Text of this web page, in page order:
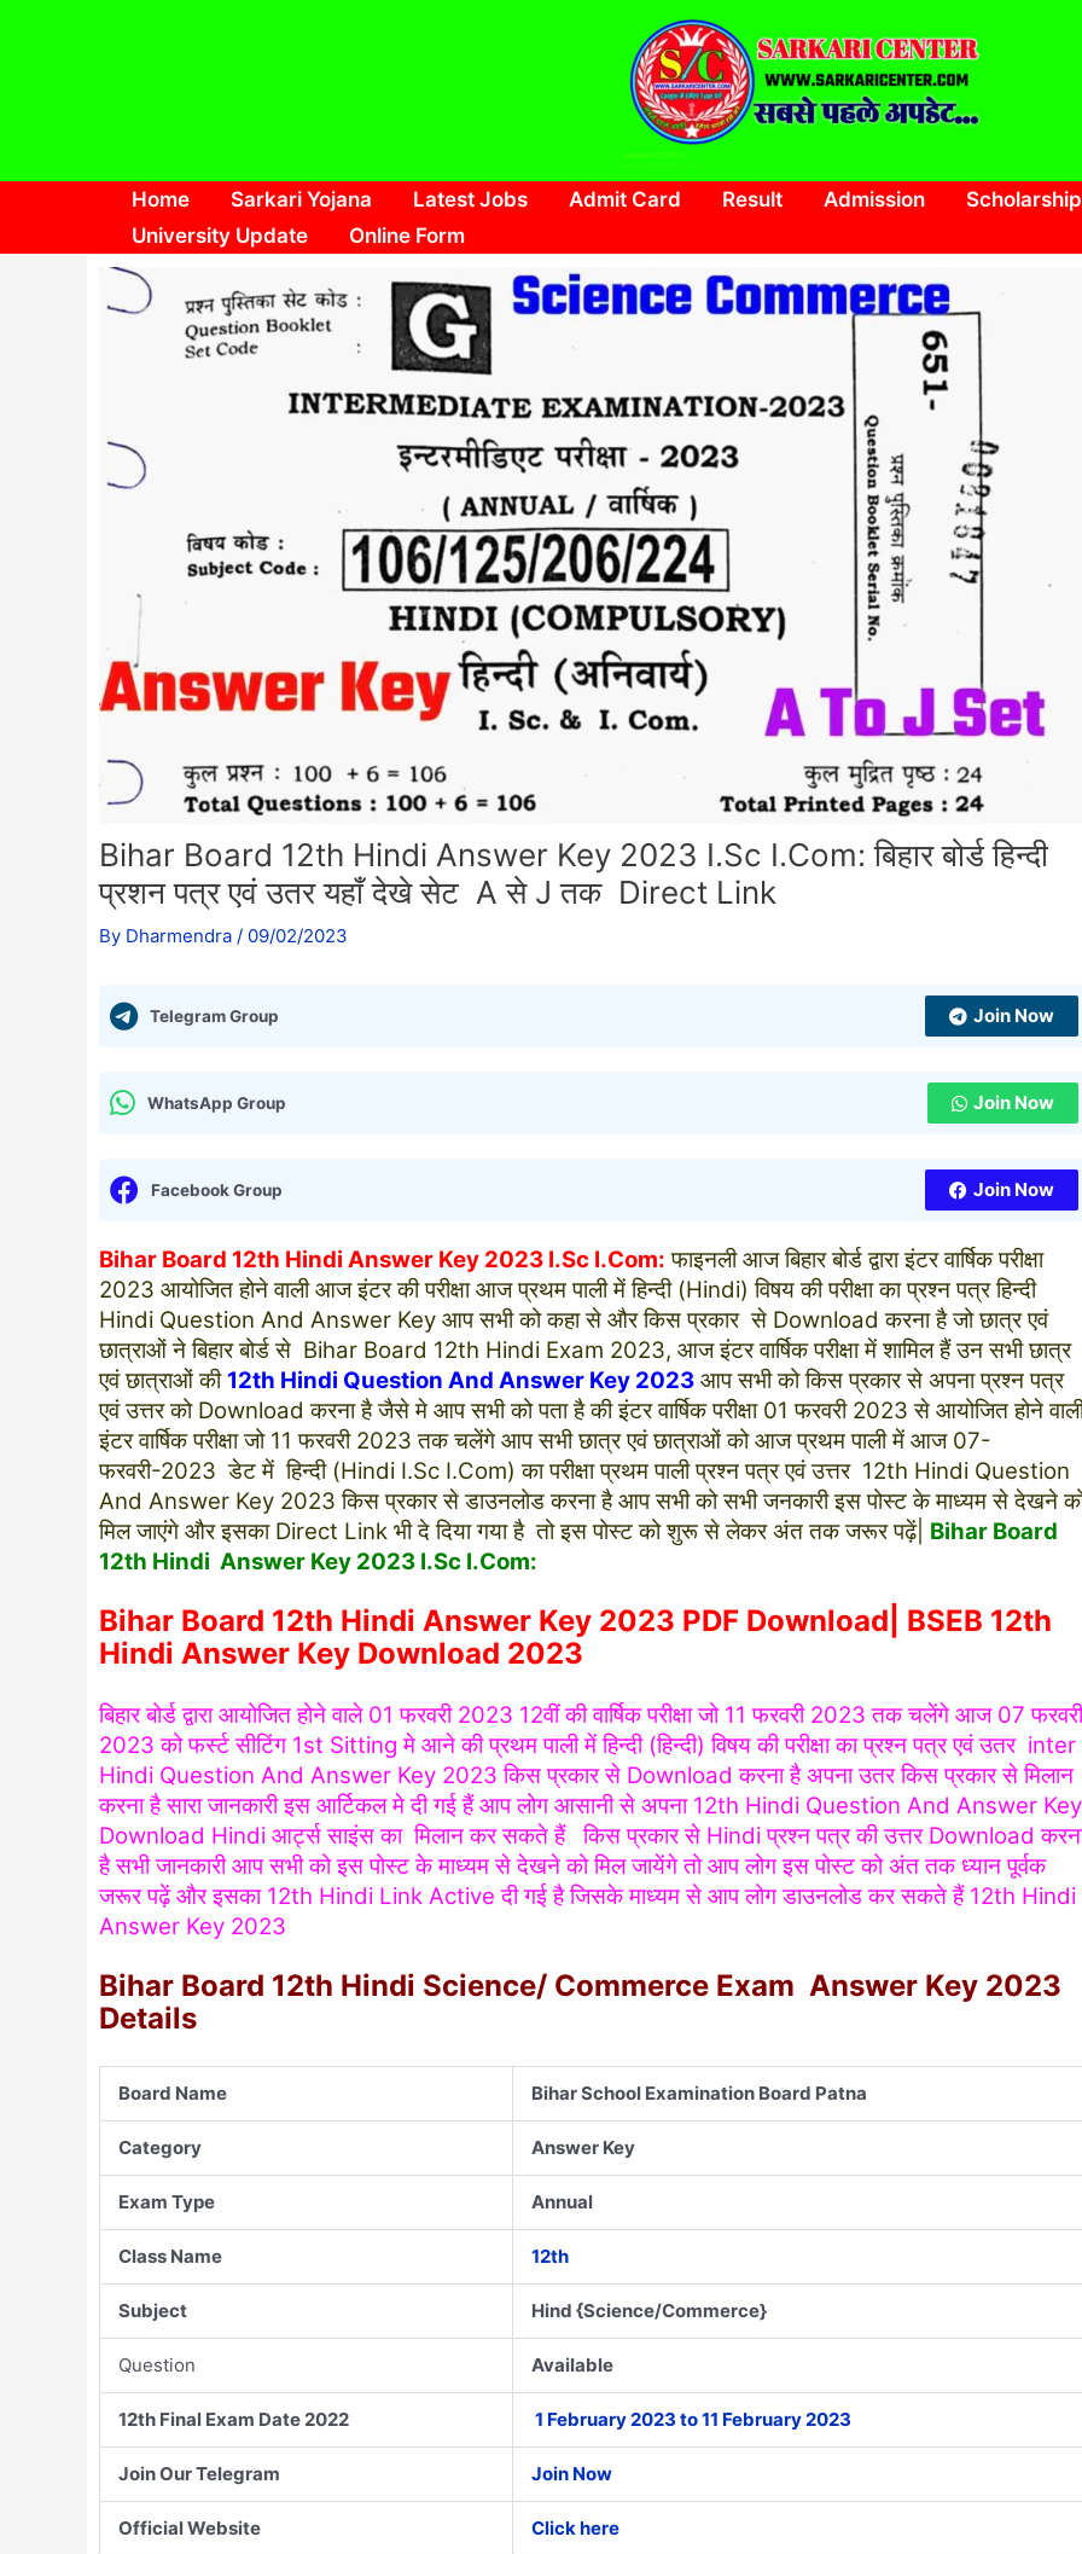
SARKARI CENTER
Home Sarkari Yojana Latest Jobs Admit Card Result Admission
Scholarship
University Update
Online Form
Bihar Board 12th Hindi Answer Key 2023 I.Sc I.Com: बिहार बोर्ड हिन्दी
प्रशन पत्र एवं उतर यहाँ देखे सेट A से J तक Direct Link
By Dharmendra / 09/02/2023
Telegram Group Join Now
WhatsApp Group Join Now
Facebook Group Join Now
Bihar Board 12th Hindi Answer Key 2023 I.Sc I.Com: फाइनली आज बिहार बोर्ड द्वारा इंटर वार्षिक परीक्षा
2023 आयोजित होने वाली आज इंटर की परीक्षा आज प्रथम पाली में हिन्दी (Hindi) विषय की परीक्षा का प्रश्न पत्र हिन्दी
Hindi Question And Answer Key आप सभी को कहा से और किस प्रकार से Download करना है जो छात्र एवं
छात्राओं ने बिहार बोर्ड से Bihar Board 12th Hindi Exam 2023, आज इंटर वार्षिक परीक्षा में शामिल हैं उन सभी छात्र
एवं छात्राओं की 12th Hindi Question And Answer Key 2023 आप सभी को किस प्रकार से अपना प्रश्न पत्र
एवं उत्तर को Download करना है जैसे मे आप सभी को पता है की इंटर वार्षिक परीक्षा 01 फरवरी 2023 से आयोजित होने
इंटर वार्षिक परीक्षा जो 11 फरवरी 2023 तक चलेंगे आप सभी छात्र एवं छात्राओं को आज प्रथम पाली में आज 07-
फरवरी-2023 डेट में हिन्दी (Hindi I.Sc I.Com) का परीक्षा प्रथम पाली प्रश्न पत्र एवं उत्तर 12th Hindi Question
And Answer Key 2023 किस प्रकार से डाउनलोड करना है आप सभी को सभी जनकारी इस पोस्ट के माध्यम से देखने
मिल जाएंगे और इसका Direct Link भी दे दिया गया है तो इस पोस्ट को शुरू से लेकर अंत तक जरूर पढ़ें| Bihar Board
12th Hindi Answer Key 2023 I.Sc I.Com:
Bihar Board 12th Hindi Answer Key 2023 PDF Download| BSEB 12th
Hindi Answer Key Download 2023
बिहार बोर्ड द्वारा आयोजित होने वाले 01 फरवरी 2023 12वीं की वार्षिक परीक्षा जो 11 फरवरी 2023 तक चलेंगे आज 07 फरवरी
2023 को फर्स्ट सीटिंग 1st Sitting मे आने की प्रथम पाली में हिन्दी (हिन्दी) विषय की परीक्षा का प्रश्न पत्र एवं उतर inter
Hindi Question And Answer Key 2023 किस प्रकार से Download करना है अपना उतर किस प्रकार से मिलान
करना है सारा जानकारी इस आर्टिकल मे दी गई हैं आप लोग आसानी से अपना 12th Hindi Question And Answer Key
Download Hindi आर्ट्स साइंस का मिलान कर सकते हैं किस प्रकार से Hindi प्रश्न पत्र की उत्तर Download
है सभी जानकारी आप सभी को इस पोस्ट के माध्यम से देखने को मिल जायेंगे तो आप लोग इस पोस्ट को अंत तक ध्यान पूर्वक
जरूर पढ़ें और इसका 12th Hindi Link Active दी गई है जिसके माध्यम से आप लोग डाउनलोड कर सकते हैं 12th Hindi
Answer Key 2023
Bihar Board 12th Hindi Science/ Commerce Exam Answer Key 2023
Details
Board Name Bihar School Examination Board Patna
Category Answer Key
Exam Type Annual
Class Name 12th
Subject Hind {Science/Commerce}
Question Available
12th Final Exam Date 2022 1 February 2023 to 11 February 2023
Join Our Telegram Join Now
Official Website Click here